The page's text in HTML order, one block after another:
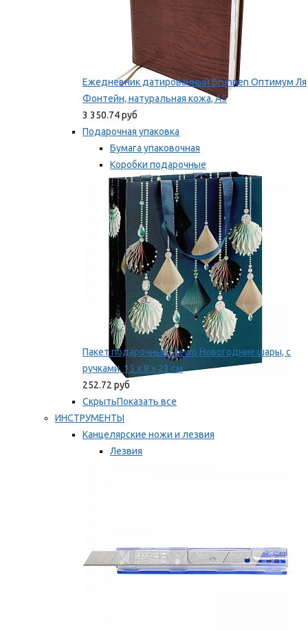
Ежедневник датированный Brunnen Оптимум Ля
Фонтейн, натуральная кожа, А5
3 350.74 руб
Подарочная упаковка
Бумага упаковочная
Коробки подарочные
Ленты, бобины
Мы рекомендуем
Пакет подарочный Stewo Новогодние шары, с
ручками, 15 х 8 х 23 см
252.72 руб
СкрытьПоказать все
ИНСТРУМЕНТЫ
Канцелярские ножи и лезвия
Лезвия